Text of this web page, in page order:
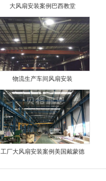
大风扇安装案例巴西教堂
物流生产车间风扇安装
工厂大风扇安装案例美国戴蒙德